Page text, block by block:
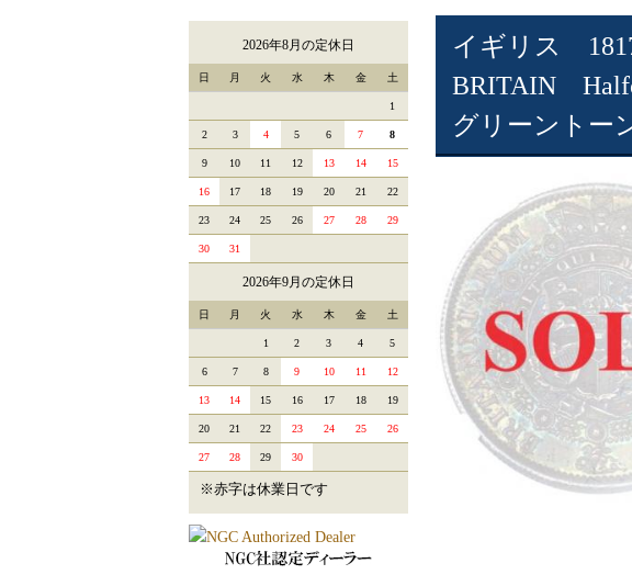
イギリス
BRITAIN
グリーントー
2026年8月の定休日
日 月 火 水 木 金 土
1
2 3 4 5 6 7 8
9 10 11 12 13 14 15
16 17 18 19 20 21 22
23 24 25 26 27 28 29
30 31
2026年9月の定休日
日 月 火 水 木 金 土
1 2 3 4 5
6 7 8 9 10 11 12
13 14 15 16 17 18 19
20 21 22 23 24 25 26
27 28 29 30
※赤字は休業日です